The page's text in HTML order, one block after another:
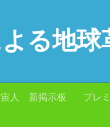
る地球
宙人 新掲示板 プレ